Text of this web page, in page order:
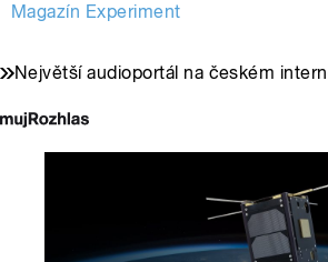
Magazín Experiment
Největší audioportál na českém